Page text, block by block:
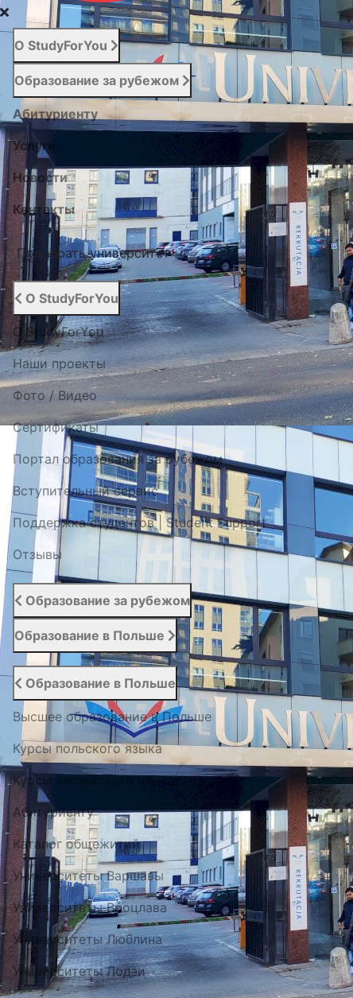
О StudyForYou
Образование за рубежом
Абитуриенту
Услуги
Новости
Контакты
Подобрать университет
О StudyForYou
О StudyForYou
Наши проекты
Фото / Видео
Cертификаты
Портал образования за рубежом
Вступительный сервис
Поддержка студентов | Student Support
Отзывы
Образование за рубежом
Образование в Польше
Образование в Польше
Высшее образование в Польше
Курсы польского языка
Курсы английского языка
Абитуриенту
Каталог общежитий
Университеты Варшавы
Университеты Вроцлава
Университеты Люблина
Университеты Лодзи